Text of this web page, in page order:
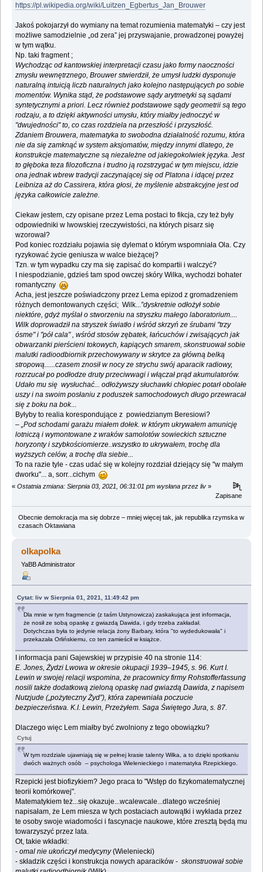
https://pl.wikipedia.org/wiki/Luitzen_Egbertus_Jan_Brouwer
Jakoś pokojarzył do wymiany na temat rozumienia matematyki – czy jest
możliwe samodzielnie „od zera” jej przyswajanie, prowadzonej powyżej
w tym wątku.
Np. taki fragment ;
Wychodząc od kantowskiej interpretacji czasu jako formy naoczności
zmysłu wewnętrznego, Brouwer stwierdził, że umysł ludzki dysponuje
naturalną intuicją liczb naturalnych jako kolejno następujących po sobie
momentów. Wynika stąd, że podstawowe sądy arytmetyki są sądami
syntetycznymi a priori. Lecz również podstawowe sądy geometrii są tego
rodzaju, a to dzięki aktywności umysłu, który miałby jednoczyć w
"dwujedności" to, co czas rozdziela na przeszłość i przyszłość.
Zdaniem Brouwera, matematyka to swobodna działalność rozumu, która
nie da się zamknąć w system aksjomatów, między innymi dlatego, że
konstrukcje matematyczne są niezależne od jakiegokolwiek języka. Jest
to głęboka teza filozoficzna i trudno ją rozstrzygać w tym miejscu, idzie
ona jednak wbrew tradycji zaczynającej się od Platona i idącej przez
Leibniza aż do Cassirera, która głosi, że myślenie abstrakcyjne jest od
języka całkowicie zależne.
Ciekaw jestem, czy opisane przez Lema postaci to fikcja, czy też były
odpowiedniki w lwowskiej rzeczywistości, na których pisarz się
wzorował?
Pod koniec rozdziału pojawia się dylemat o którym wspomniała Ola. Czy
ryzykować życie geniusza w walce bieżącej?
Tzn. w tym wypadku czy ma się zapisać do kompartii i walczyć?
I niespodzianie, gdzieś tam spod owczej skóry Wilka, wychodzi bohater
romantyczny
Acha, jest jeszcze poświadczony przez Lema epizod z gromadzeniem
różnych demontowanych części; Wilk... ”dyskretnie odłożył sobie
niektóre, gdyż myślał o stworzeniu na stryszku małego laboratorium....
Wilk doprowadził na stryszek światło i wśród skrzyń ze śrubami "trzy
ósme" i "pół cala" , wśród stosów zębatek, łańcuchów i zwisających jak
obwarzanki pierścieni tokowych, kapiących smarem, skonstruował sobie
malutki radioodbiornik przechowywany w skrytce za główną belką
stropową......czasem znosił w nocy ze strychu swój aparacik radiowy,
rozrzucał po podłodze druty przeciwwagi i włączał prąd akumulatorów.
Udało mu się wysłuchać... odłożywszy słuchawki chłopiec potarł obolałe
uszy i na swoim posłaniu z poduszek samochodowych długo przewracał
się z boku na bok...
Byłyby to realia korespondujące z powiedzianym Beresiowi?
– „Pod schodami garażu miałem dołek. w którym ukrywałem amunicję
lotniczą i wymontowane z wraków samolotów sowieckich sztuczne
horyzonty i szybkościomierze..wszystko to ukrywałem, trochę dla
wyższych celów, a trochę dla siebie...
To na razie tyle - czas udać się w kolejny rozdział dziejący się "w małym
dworku"... a, sorr...cichym
« Ostatnia zmiana: Sierpnia 03, 2021, 06:31:01 pm wysłana przez liv »
Zapisane
Obecnie demokracja ma się dobrze – mniej więcej tak, jak republika rzymska w
czasach Oktawiana
olkapolka
YaBB Administrator
Cytat: liv w Sierpnia 01, 2021, 11:49:42 pm
Dla mnie w tym fragmencie (z taśm Ustynowicza) zaskakująca jest informacja,
że nosił ze sobą opaskę z gwiazdą Dawida, i gdy trzeba zakładał.
Dotychczas była to jedynie relacja żony Barbary, która "to wydedukowała" i
przekazała Orlińskiemu, co ten zamieścił w książce.
I informacja pani Gajewskiej w przypisie 40 na stronie 114:
E. Jones, Żydzi Lwowa w okresie okupacji 1939–1945, s. 96. Kurt I.
Lewin w swojej relacji wspomina, że pracownicy firmy Rohstofferfassung
nosili także dodatkową zieloną opaskę nad gwiazdą Dawida, z napisem
Nutzjude („pożyteczny Żyd”), która zapewniała poczucie
bezpieczeństwa. K.I. Lewin, Przeżyłem. Saga Świętego Jura, s. 87.
Dlaczego więc Lem miałby być zwolniony z tego obowiązku?
Cytuj
W tym rozdziale ujawniają się w pełnej krasie talenty Wilka, a to dzięki spotkaniu
dwóch ważnych osób – psychologa Wielenieckiego i matematyka Rzepickiego.
Rzepicki jest biofizykiem? Jego praca to "Wstęp do fizykomatematycznej
teorii komórkowej".
Matematykiem też...się okazuje...wcalewcale...dlatego wcześniej
napisałam, że Lem miesza w tych postaciach autowątki i wykłada przez
te osoby swoje wiadomości i fascynacje naukowe, które zresztą będą mu
towarzyszyć przez lata.
Ot, takie wkładki:
-omal nie ukończył medycyny(Wieleniecki)
- składzik części i konstrukcja nowych aparacików -skonstruował sobie